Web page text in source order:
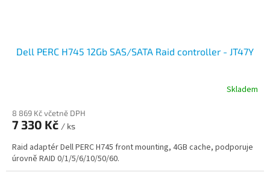
Dell PERC H745 12Gb SAS/SATA Raid controller - JT47Y
Skladem
8 869 Kč včetně DPH
7 330 Kč / ks
Raid adaptér Dell PERC H745 front mounting, 4GB cache, podporuje
úrovně RAID 0/1/5/6/10/50/60.